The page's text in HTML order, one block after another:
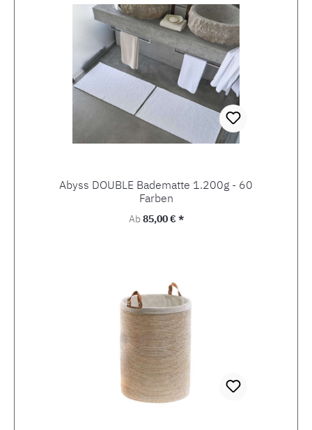
Abyss DOUBLE Badematte 1.200g - 60
Farben
Regulärer Preis:
Ab85,00 € *